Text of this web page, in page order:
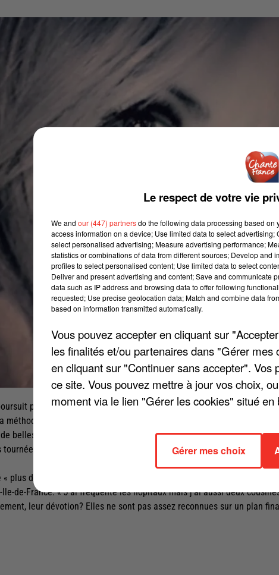
pour lutter contre le Coronavirus, Hélène Ségara retrousse ses
méthode ? Écouler des objets aux enchères, raconte
belles chaussures noires Escada portées lors d'une remise de prix à
avec à l'intérieur des produits de marque? ».
plus de 2.000 euros les deux premières semaines », une somme qui
de-France. « J'ai fréquenté les hôpitaux mais j'ai aussi deux
leur dévotion? Elles ne sont pas assez reconnues sur un plan
Le respect de votre vie
We and our (447) partnersdo the following data processing based on
access information on a device; Use limited data to select
select personalised advertising; Measure advertising performance;
statistics or combinations of data from different sources; Develop
profiles to select personalised content; Use limited data to select
Deliver and present advertising and content; Save and communicate
data such as IP address and browsing data to offer following
requested; Use precise geolocation data; Match and combine data
based on information transmitted automatically.
Vous pouvez accepter en cliquant sur
les finalités et/ou partenaires dans "Gérer
en cliquant sur "Continuer sans accepter".
ce site. Vous pouvez mettre à jour vos choix,
moment via le lien "Gérer les cookies" situé en
Gérer mes choix